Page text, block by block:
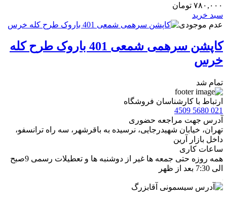
۷۸۰,۰۰۰ تومان
سبد خرید
عدم موجودی
کاپشن سرهمی شمعی 401 باروک طرح کله
خرس
تمام شد
ارتباط با کارشناسان فروشگاه
021 5680 4509
آدرس جهت مراجعه حضوری
تهران، خيابان شهيدرجايى، نرسیده به باقرشهر، سه راه ترانسفو،
داخل بازار آرین
ساعات کاری
همه روزه حتی جمعه ها غیر از دوشنبه ها و تعطیلات رسمی 9صبح
الی 7:30 بعد از ظهر